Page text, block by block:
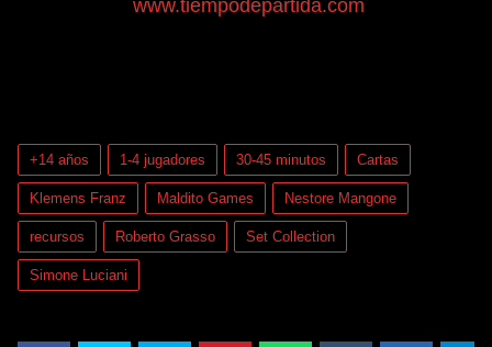
www.tiempodepartida.com
+14 años 1-4 jugadores 30-45 minutos Cartas
Klemens Franz Maldito Games Nestore Mangone
recursos Roberto Grasso Set Collection
Simone Luciani